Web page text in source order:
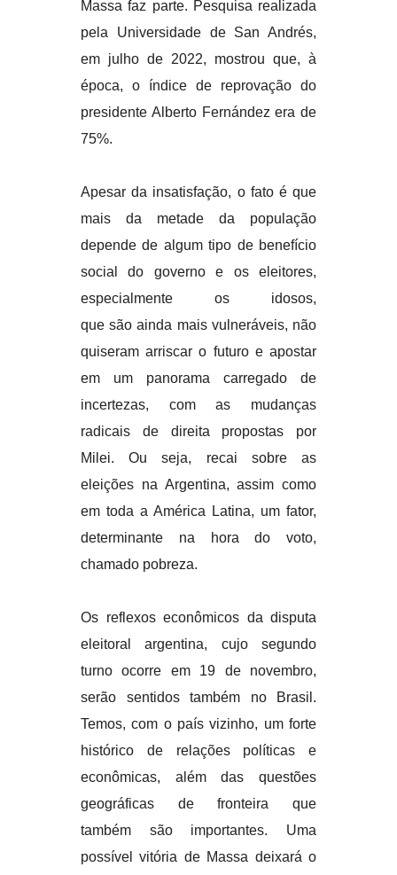
Massa faz parte. Pesquisa realizada
pela Universidade de San Andrés,
em julho de 2022, mostrou que, à
época, o índice de reprovação do
presidente Alberto Fernández era de
75%.
Apesar da insatisfação, o fato é que
mais da metade da população
depende de algum tipo de benefício
social do governo e os eleitores,
especialmente os idosos,
que são ainda mais vulneráveis, não
quiseram arriscar o futuro e apostar
em um panorama carregado de
incertezas, com as mudanças
radicais de direita propostas por
Milei. Ou seja, recai sobre as
eleições na Argentina, assim como
em toda a América Latina, um fator,
determinante na hora do voto,
chamado pobreza.
Os reflexos econômicos da disputa
eleitoral argentina, cujo segundo
turno ocorre em 19 de novembro,
serão sentidos também no Brasil.
Temos, com o país vizinho, um forte
histórico de relações políticas e
econômicas, além das questões
geográficas de fronteira que
também são importantes. Uma
possível vitória de Massa deixará o